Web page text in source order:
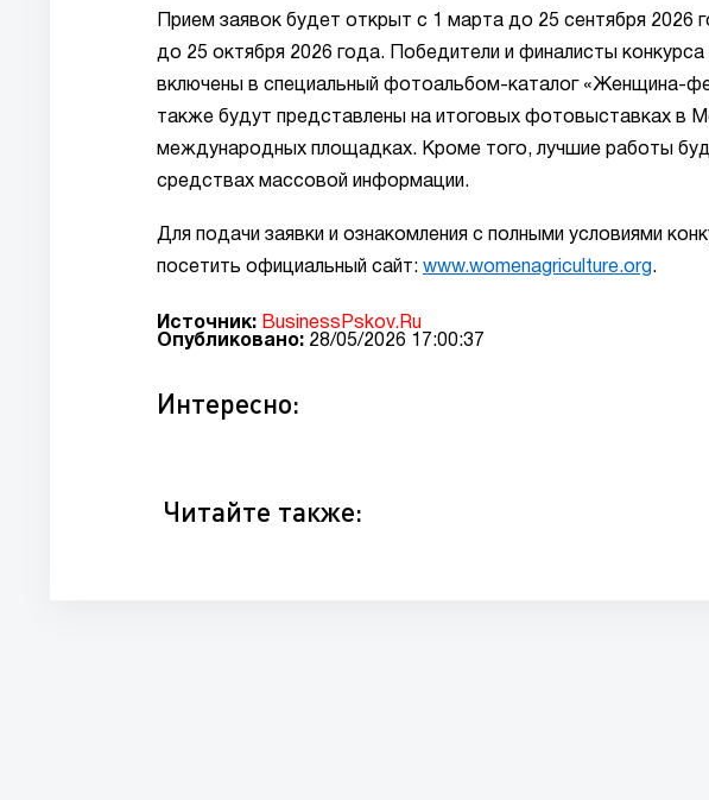
Прием заявок будет открыт с 1 марта до 25 сентября 2026
до 25 октября 2026 года. Победители и финалисты
включены в специальный фотоальбом-каталог «Женщина-
также будут представлены на итоговых фотовыставках в
международных площадках. Кроме того, лучшие работы
средствах массовой информации.
Для подачи заявки и ознакомления с полными условиями
посетить официальный сайт: www.womenagriculture.org .
Источник: BusinessPskov.Ru
Опубликовано: 28/05/2026 17:00:37
Интересно:
Читайте также: